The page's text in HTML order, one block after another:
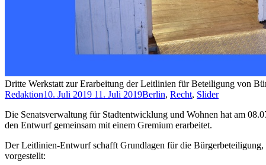
Dritte Werkstatt zur Erarbeitung der Leitlinien für Beteiligung von
Redaktion10. Juli 2019 11. Juli 2019Berlin, Recht, Slider
Die Senatsverwaltung für Stadtentwicklung und Wohnen hat am
den Entwurf gemeinsam mit einem Gremium erarbeitet.
Der Leitlinien-Entwurf schafft Grundlagen für die
vorgestellt: